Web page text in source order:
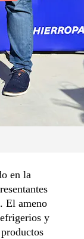
en la
El ameno
y